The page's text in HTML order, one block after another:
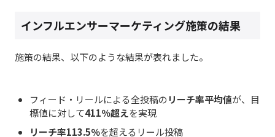
インフルエンサーマーケティング施策の結果
施策の結果、以下のような結果が表れました。
フィード・リールによる全投稿のリーチ率平均値が、目
標値に対して411％超えを実現
リーチ率113.5％を超えるリール投稿